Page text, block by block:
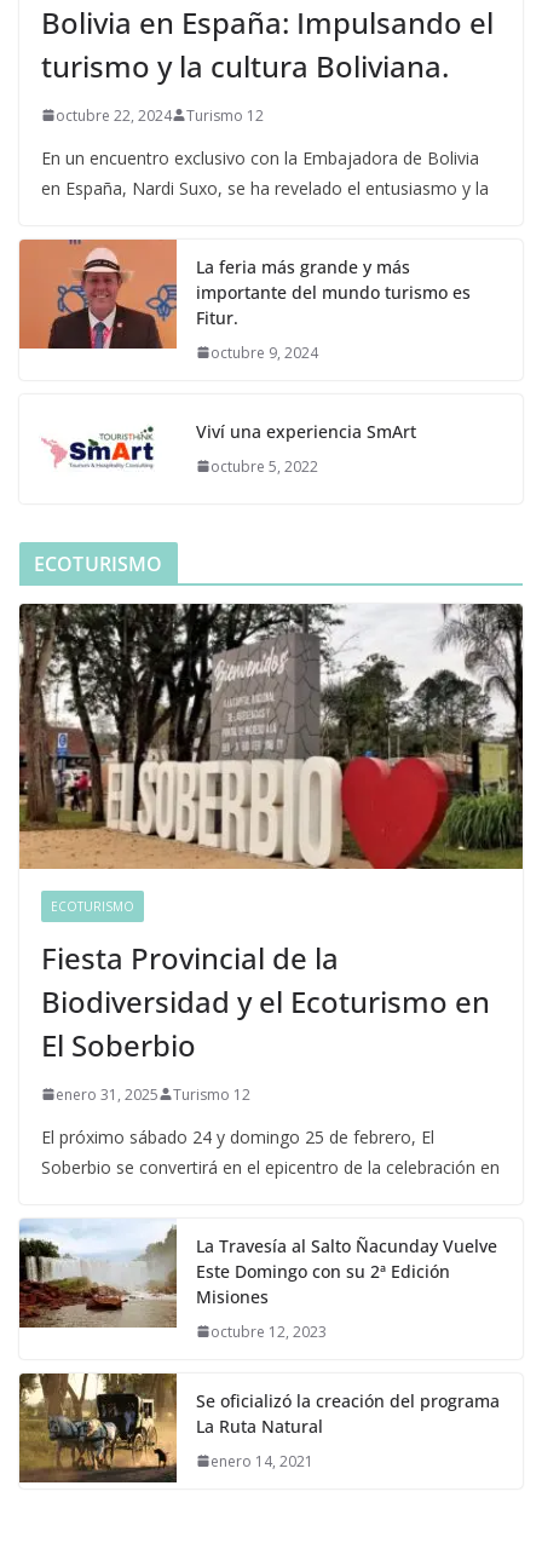
Bolivia en España: Impulsando el
turismo y la cultura Boliviana.
octubre 22, 2024 Turismo 12
En un encuentro exclusivo con la Embajadora de Bolivia
en España, Nardi Suxo, se ha revelado el entusiasmo y la
La feria más grande y más
importante del mundo turismo es
Fitur.
octubre 9, 2024
Viví una experiencia SmArt
octubre 5, 2022
ECOTURISMO
ECOTURISMO
Fiesta Provincial de la
Biodiversidad y el Ecoturismo en
El Soberbio
enero 31, 2025 Turismo 12
El próximo sábado 24 y domingo 25 de febrero, El
Soberbio se convertirá en el epicentro de la celebración en
La Travesía al Salto Ñacunday Vuelve
Este Domingo con su 2ª Edición
Misiones
octubre 12, 2023
Se oficializó la creación del programa
La Ruta Natural
enero 14, 2021